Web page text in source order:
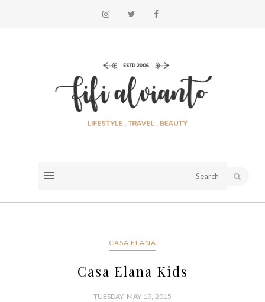
CASA ELANA
Casa Elana Kids
TUESDAY, MAY 19, 2015